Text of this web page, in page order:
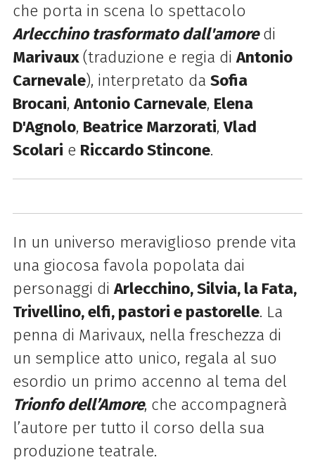
che porta in scena lo spettacolo
Arlecchino trasformato dall'amoredi
Marivaux(traduzione e regia diAntonio
Carnevale), interpretato da Sofia
Brocani,Antonio Carnevale, Elena
D'Agnolo, Beatrice Marzorati,Vlad
Scolari e Riccardo Stincone.
In un universo meraviglioso prende vita
una giocosa favola popolata dai
personaggi diArlecchino, Silvia, la Fata,
Trivellino, elfi, pastori e pastorelle. La
penna di Marivaux, nella freschezza di
un semplice atto unico, regala al suo
esordio un primo accenno al tema del
Trionfo dell’Amore, che accompagnerà
l’autore per tutto il corso della sua
produzione teatrale.